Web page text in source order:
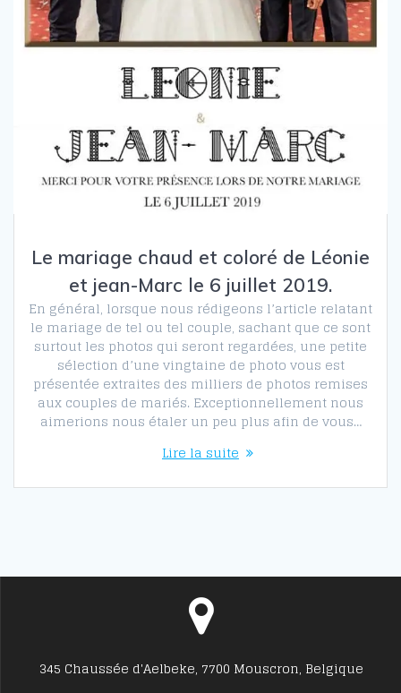
Le mariage chaud et coloré de Léonie
et jean-Marc le 6 juillet 2019.
En général, lorsque nous rédigeons l’article relatant
le mariage de tel ou tel couple, sachant que ce sont
surtout les photos qui seront regardées, une petite
sélection d’une vingtaine de photo vous est
présentée extraites des milliers de photos remises
aux couples de mariés. Exceptionnellement nous
aimerions nous étaler un peu plus afin de vous…
Lire la suite
345 Chaussée d'Aelbeke, 7700 Mouscron, Belgique